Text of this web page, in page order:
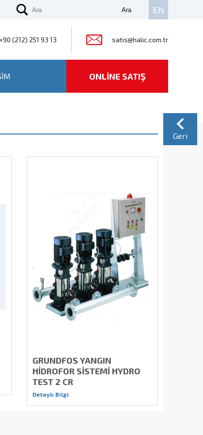
EN
+90 (212) 251 93 13 satis@halic.com.tr
ONLİNE SATIŞ
GRUNDFOS YANGIN
HİDROFOR SİSTEMİ HYDRO
TEST 2 CR
Detaylı Bilgi
Geri